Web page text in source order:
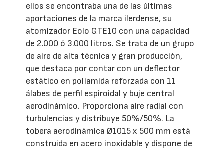
ellos se encontraba una de las últimas
aportaciones de la marca ilerdense, su
atomizador Eolo GTE10 con una capacidad
de 2.000 ó 3.000 litros. Se trata de un grupo
de aire de alta técnica y gran producción,
que destaca por contar con un deflector
estático en poliamida reforzada con 11
álabes de perfil espiroidal y buje central
aerodinámico. Proporciona aire radial con
turbulencias y distribuye 50%/50%. La
tobera aerodinámica Ø1015 x 500 mm está
construida en acero inoxidable y dispone de